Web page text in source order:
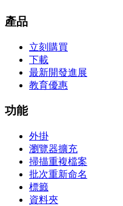
產品
立刻購買
下載
最新開發進展
教育優惠
功能
外掛
瀏覽器擴充
掃描重複檔案
批次重新命名
標籤
資料夾